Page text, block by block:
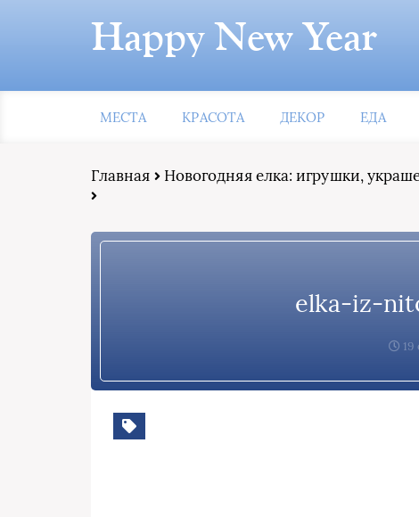
Happy New Year
МЕСТА КРАСОТА ДЕКОР ЕДА
Главная Новогодняя елка: игрушки,
elka-iz-
19